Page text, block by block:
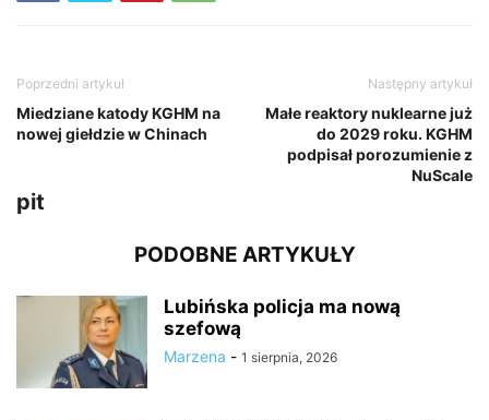
Poprzedni artykuł
Miedziane katody KGHM na
nowej giełdzie w Chinach
Następny artykuł
Małe reaktory nuklearne już
do 2029 roku. KGHM
podpisał porozumienie z
NuScale
pit
PODOBNE ARTYKUŁY
Lubińska policja ma nową
szefową
Marzena - 1 sierpnia, 2026